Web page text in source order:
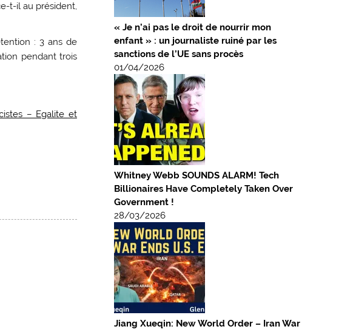
t-il au président,
: 3 ans de
pendant trois
– Egalite et
« Je n’ai pas le droit de nourrir mon
enfant » : un journaliste ruiné par les
sanctions de l’UE sans procès
01/04/2026
Whitney Webb SOUNDS ALARM! Tech
Billionaires Have Completely Taken Over
Government !
28/03/2026
Jiang Xueqin: New World Order – Iran War